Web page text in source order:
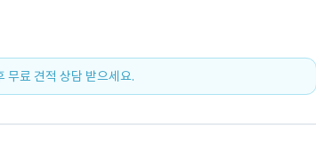
무료 견적 상담 받으세요.